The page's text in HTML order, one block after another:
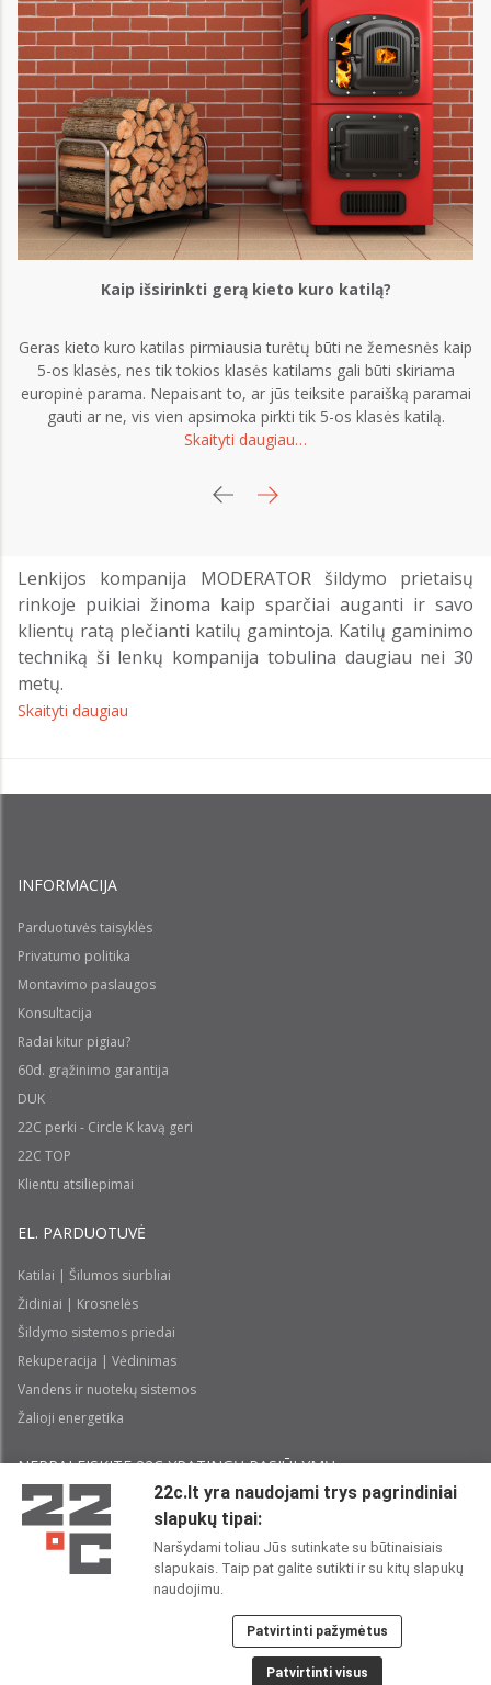
Kaip išsirinkti gerą kieto kuro katilą?
Geras kieto kuro katilas pirmiausia turėtų būti ne žemesnės kaip
5-os klasės, nes tik tokios klasės katilams gali būti skiriama
europinė parama. Nepaisant to, ar jūs teiksite paraišką paramai
gauti ar ne, vis vien apsimoka pirkti tik 5-os klasės katilą.
Skaityti daugiau…
Lenkijos kompanija MODERATOR šildymo prietaisų
rinkoje puikiai žinoma kaip sparčiai auganti ir savo
klientų ratą plečianti katilų gamintoja. Katilų gaminimo
techniką ši lenkų kompanija tobulina daugiau nei 30
metų.
Skaityti daugiau
INFORMACIJA
Parduotuvės taisyklės
Privatumo politika
Montavimo paslaugos
Konsultacija
Radai kitur pigiau?
60d. grąžinimo garantija
DUK
22C perki - Circle K kavą geri
22C TOP
Klientu atsiliepimai
EL. PARDUOTUVĖ
Katilai | Šilumos siurbliai
Židiniai | Krosnelės
Šildymo sistemos priedai
Rekuperacija | Vėdinimas
Vandens ir nuotekų sistemos
Žalioji energetika
NEPRALEISKITE 22С YPATINGŲ PASIŪLYMŲ:
Perskaičiau ir sutinku su 22CPrivatumo politika
22C SOCIALINIUOSE TINKLUOSE:
22c.lt yra naudojami trys pagrindiniai
slapukų tipai:
Naršydami toliau Jūs sutinkate su būtinaisiais
slapukais. Taip pat galite sutikti ir su kitų slapukų
naudojimu.
Patvirtinti pažymėtus
Patvirtinti visus